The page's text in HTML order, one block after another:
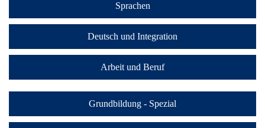
Sprachen
Deutsch und Integration
Arbeit und Beruf
Grundbildung - Spezial